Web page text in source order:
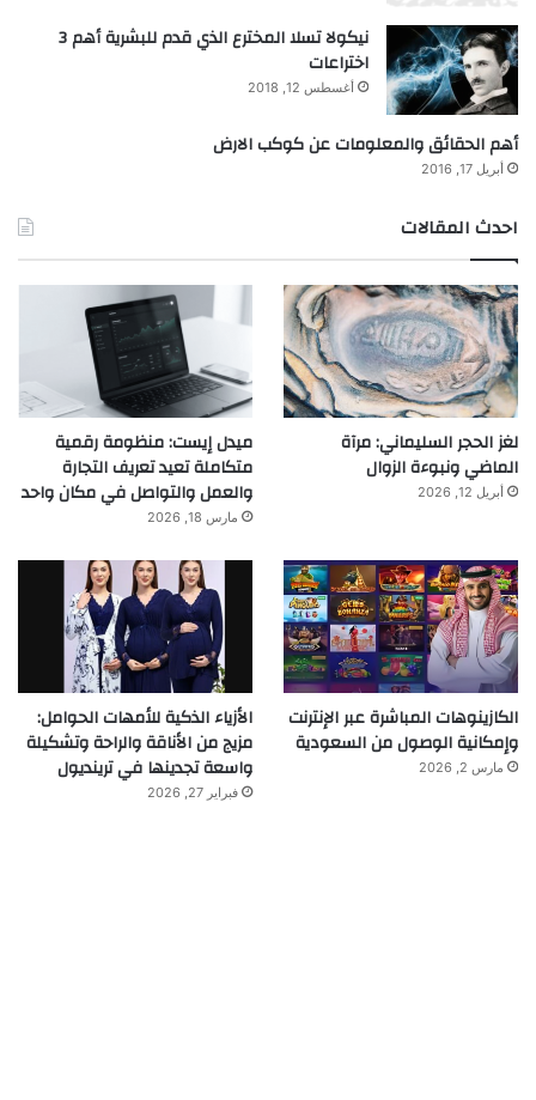
نيكولا تسلا المخترع الذي قدم للبشرية أهم 3
اختراعات
أغسطس 12, 2018
أهم الحقائق والمعلومات عن كوكب الارض
أبريل 17, 2016
احدث المقالات
لغز الحجر السليماني: مرآة
الماضي ونبوءة الزوال
أبريل 12, 2026
ميدل إيست: منظومة رقمية
متكاملة تعيد تعريف التجارة
والعمل والتواصل في مكان واحد
مارس 18, 2026
الكازينوهات المباشرة عبر الإنترنت
وإمكانية الوصول من السعودية
مارس 2, 2026
الأزياء الذكية للأمهات الحوامل:
مزيج من الأناقة والراحة وتشكيلة
واسعة تجدينها في ترينديول
فبراير 27, 2026